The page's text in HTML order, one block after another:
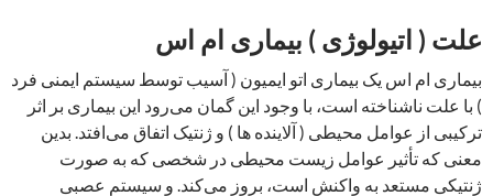
علت ( اتیولوژی ) بیماری ام اس
بیماری ام ‌اس یک بیماری اتو ایمیون ( آسیب توسط سیستم ایمنی فرد
) با علت ناشناخته است، با وجود این گمان می‌رود این بیماری بر اثر
ترکیبی از عوامل محیطی ( آلاینده ها ) و ژنتیک اتفاق می‌افتد. بدین
معنی که تأثیر عوامل زیست محیطی در شخصی که به صورت
ژنتیکی مستعد به واکنش است، بروز می‌کند. و سیستم عصبی